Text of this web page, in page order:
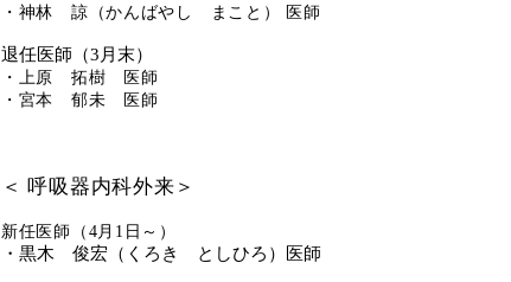
・神林 諒（かんばやし まこと） 医師
退任医師（3月末）
・上原 拓樹 医師
・宮本 郁未 医師
＜ 呼吸器内科外来＞
新任医師（4月1日～）
・黒木 俊宏（くろき としひろ）医師